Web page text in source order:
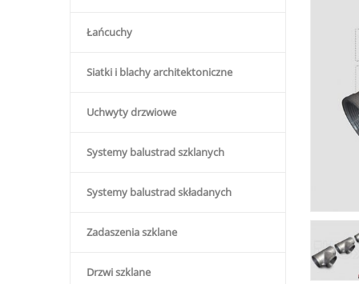
Łańcuchy
Siatki i blachy architektoniczne
Uchwyty drzwiowe
Systemy balustrad szklanych
Systemy balustrad składanych
Zadaszenia szklane
Drzwi szklane